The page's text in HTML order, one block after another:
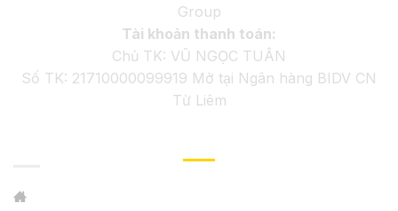
Group
Tài khoản thanh toán:
Chủ TK: VŨ NGỌC TUÂN
Số TK: 21710000099919 Mở tại Ngân hàng BIDV CN
Từ Liêm